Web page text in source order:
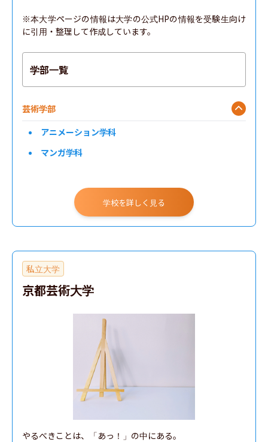
※本大学ページの情報は大学の公式HPの情報を受験生向け
に引用・整理して作成しています。
学部一覧
芸術学部
アニメーション学科
マンガ学科
学校を詳しく見る
私立大学
京都芸術大学
やるべきことは、「あっ！」の中にある。